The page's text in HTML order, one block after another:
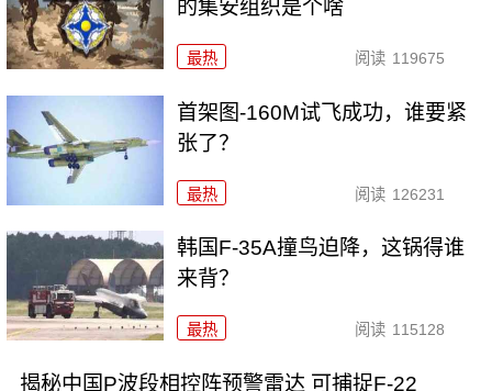
的集安组织是个啥
最热 阅读 119675
首架图-160M试飞成功，谁要紧
张了？
最热 阅读 126231
韩国F-35A撞鸟迫降，这锅得谁
来背？
最热 阅读 115128
揭秘中国P波段相控阵预警雷达 可捕捉F-22